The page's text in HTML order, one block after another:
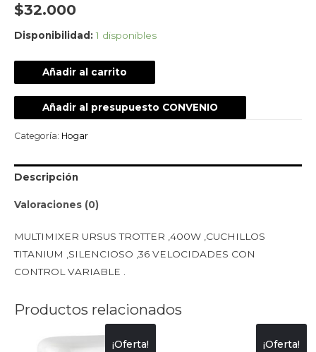
$32.000
Disponibilidad: 1 disponibles
Añadir al carrito
Añadir al presupuesto CONVENIO
Categoría: Hogar
Descripción
Valoraciones (0)
MULTIMIXER URSUS TROTTER ,400W ,CUCHILLOS
TITANIUM ,SILENCIOSO ,36 VELOCIDADES CON
CONTROL VARIABLE .
Productos relacionados
¡Oferta! ¡Oferta!